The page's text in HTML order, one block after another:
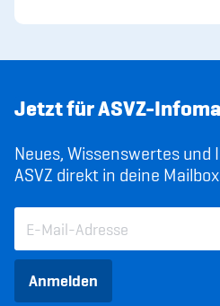
Jetzt für ASVZ-
Neues, Wissenswertes
ASVZ direkt in deine
Anmelden